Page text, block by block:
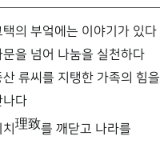
택의 부엌에는 이야기가 있다
문을 넘어 나눔을 실천하다
산 류씨를 지탱한 가족의 힘을
나다
理致를 깨닫고 나라를